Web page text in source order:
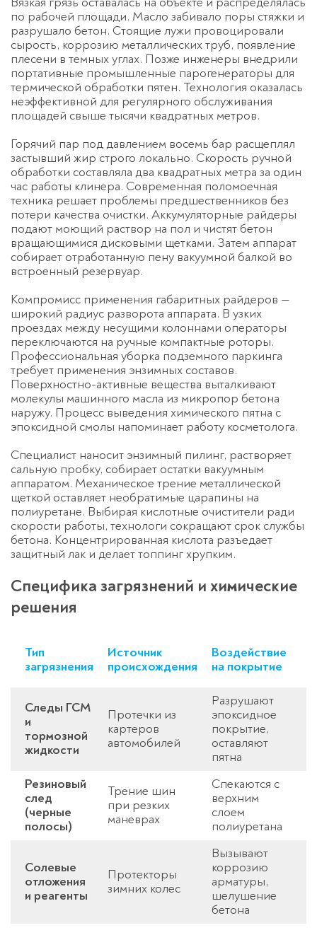
по рабочей площади. Масло забивало поры стяжки и
разрушало бетон. Стоящие лужи провоцировали
сырость, коррозию металлических труб, появление
плесени в темных углах. Позже инженеры внедрили
портативные промышленные парогенераторы для
термической обработки пятен. Технология оказалась
неэффективной для регулярного обслуживания
площадей свыше тысячи квадратных метров.
Горячий пар под давлением восемь бар расщеплял
застывший жир строго локально. Скорость ручной
обработки составляла два квадратных метра за один
час работы клинера. Современная поломоечная
техника решает проблемы предшественников без
потери качества очистки. Аккумуляторные райдеры
подают моющий раствор на пол и чистят бетон
вращающимися дисковыми щетками. Затем аппарат
собирает отработанную пену вакуумной балкой во
встроенный резервуар.
Компромисс применения габаритных райдеров —
широкий радиус разворота аппарата. В узких
проездах между несущими колоннами операторы
переключаются на ручные компактные роторы.
Профессиональная уборка подземного паркинга
требует применения энзимных составов.
Поверхностно-активные вещества выталкивают
молекулы машинного масла из микропор бетона
наружу. Процесс выведения химического пятна с
эпоксидной смолы напоминает работу косметолога.
Специалист наносит энзимный пилинг, растворяет
сальную пробку, собирает остатки вакуумным
аппаратом. Механическое трение металлической
щеткой оставляет необратимые царапины на
полиуретане. Выбирая кислотные очистители ради
скорости работы, технологи сокращают срок службы
бетона. Концентрированная кислота разъедает
защитный лак и делает топпинг хрупким.
Специфика загрязнений и химические
решения
Тип
загрязнения
Источник
происхождения
Воздействие
на покрытие
Следы ГСМ
и
тормозной
жидкости
Протечки из
картеров
автомобилей
Разрушают
эпоксидное
покрытие,
оставляют
пятна
Резиновый
след
(черные
полосы)
Трение шин
при резких
маневрах
Спекаются с
верхним
слоем
полиуретана
Солевые
отложения
и реагенты
Протекторы
зимних колес
Вызывают
коррозию
арматуры,
шелушение
бетона
Оставьте заявку
перезвоним в течение 3-х минут
Спасибо!
Менеджер свяжется с вами в
течение 3-x минут.